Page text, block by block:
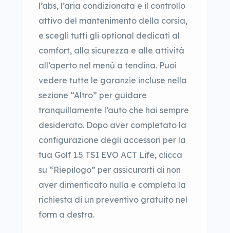
l’abs, l’aria condizionata e il controllo
attivo del mantenimento della corsia,
e scegli tutti gli optional dedicati al
comfort, alla sicurezza e alle attività
all’aperto nel menù a tendina. Puoi
vedere tutte le garanzie incluse nella
sezione “Altro” per guidare
tranquillamente l’auto che hai sempre
desiderato. Dopo aver completato la
configurazione degli accessori per la
tua Golf 1.5 TSI EVO ACT Life, clicca
su “Riepilogo” per assicurarti di non
aver dimenticato nulla e completa la
richiesta di un preventivo gratuito nel
form a destra.